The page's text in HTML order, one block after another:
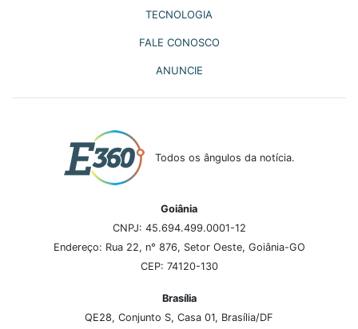
TECNOLOGIA
FALE CONOSCO
ANUNCIE
Todos os ângulos da notícia.
Goiânia
CNPJ: 45.694.499.0001-12
Endereço: Rua 22, n° 876, Setor Oeste, Goiânia-GO
CEP: 74120-130
Brasília
QE28, Conjunto S, Casa 01, Brasília/DF